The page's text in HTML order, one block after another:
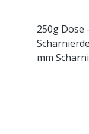
250g Dose
mm